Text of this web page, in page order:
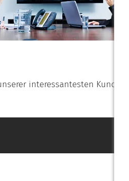
interessantesten Kunden-